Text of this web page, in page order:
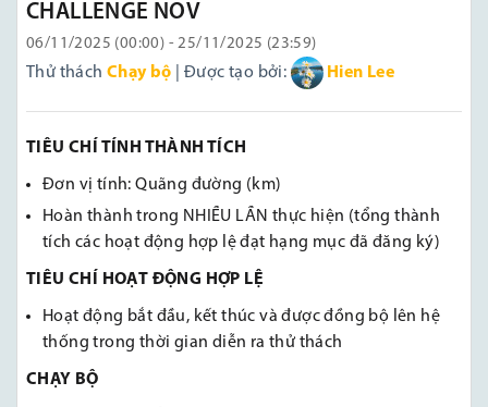
CHALLENGE NOV
06/11/2025 (00:00) - 25/11/2025 (23:59)
Thử thách Chạy bộ | Được tạo bởi: Hien Lee
TIÊU CHÍ TÍNH THÀNH TÍCH
Đơn vị tính: Quãng đường (km)
Hoàn thành trong NHIỀU LẦN thực hiện (tổng thành
tích các hoạt động hợp lệ đạt hạng mục đã đăng ký)
TIÊU CHÍ HOẠT ĐỘNG HỢP LỆ
Hoạt động bắt đầu, kết thúc và được đồng bộ lên hệ
thống trong thời gian diễn ra thử thách
CHẠY BỘ